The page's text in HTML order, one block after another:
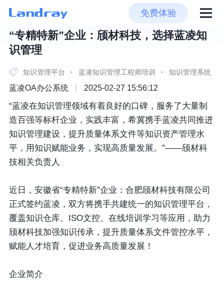
免费体验
“专精特新”企业：颀材科技，选择蓝凌知
识管理
知识管理平台 · 蓝凌知识管理工程师培训 · 知识管理系统
蓝凌OA办公系统 2025-02-27 15:56:12
“蓝凌在知识管理领域有着良好的口碑，服务了大量制
造百强等标杆企业，实践丰富，希冀携手蓝凌共同推进
知识管理建设，提升质量体系文件等知识资产管理水
平，用知识赋能业务，实现高质量发展。”——颀材科
技相关负责人
近日，安徽省“专精特新”企业：合肥颀材科技有限公司
正式签约蓝凌，双方将携手共建统一的知识管理平台，
覆盖知识仓库、ISO文控、在线培训学习等应用，助力
颀材科技加强知识传承，提升质量体系文件管控水平，
赋能人才培育，促进业务高质量发展！
企业简介